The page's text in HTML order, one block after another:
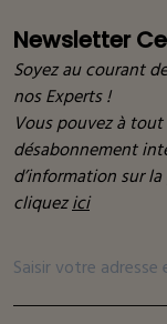
Newsletter
Soyez au courant
nos Experts !
Vous pouvez à
désabonnement
d’information sur
cliquezici